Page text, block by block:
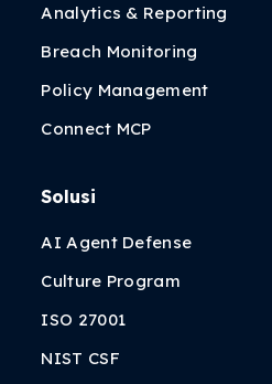
Analytics & Reporting
Breach Monitoring
Policy Management
Connect MCP
Solusi
AI Agent Defense
Culture Program
ISO 27001
NIST CSF